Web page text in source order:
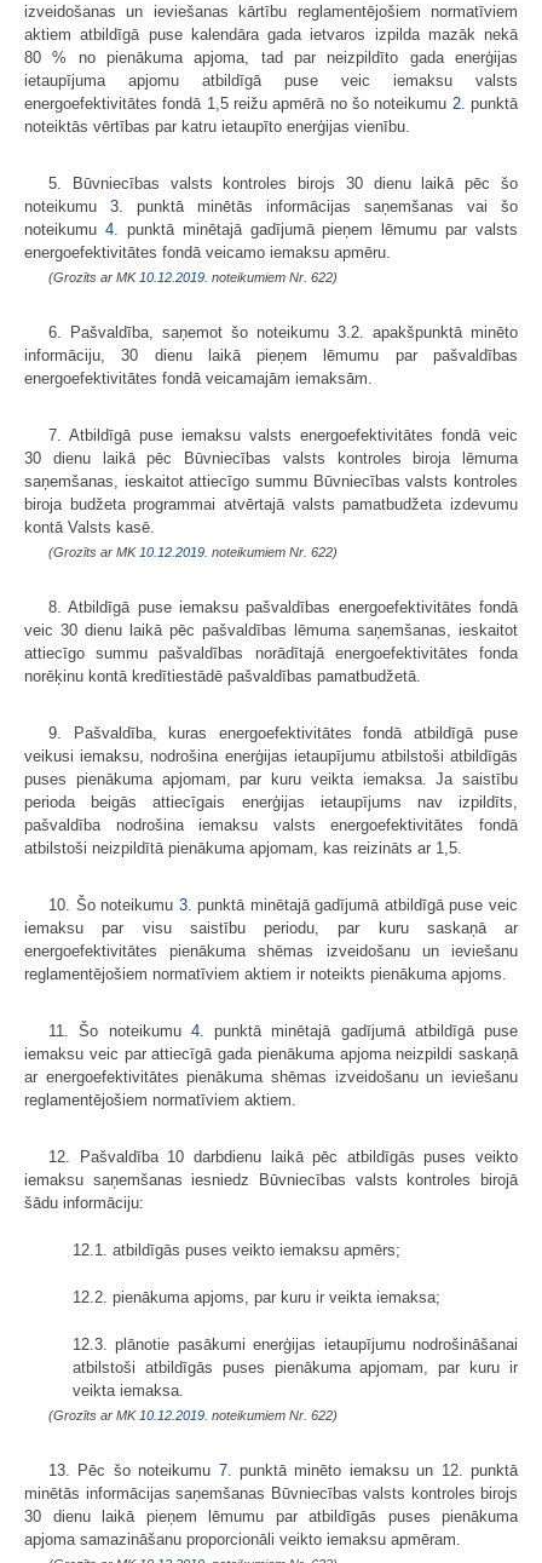
izveidošanas un ieviešanas kārtību reglamentējošiem normatīviem
aktiem atbildīgā puse kalendāra gada ietvaros izpilda mazāk nekā
80 % no pienākuma apjoma, tad par neizpildīto gada enerģijas
ietaupījuma apjomu atbildīgā puse veic iemaksu valsts
energoefektivitātes fondā 1,5 reižu apmērā no šo noteikumu 2. punktā
noteiktās vērtības par katru ietaupīto enerģijas vienību.
5. Būvniecības valsts kontroles birojs 30 dienu laikā pēc šo
noteikumu 3. punktā minētās informācijas saņemšanas vai šo
noteikumu 4. punktā minētajā gadījumā pieņem lēmumu par valsts
energoefektivitātes fondā veicamo iemaksu apmēru.
(Grozīts ar MK 10.12.2019. noteikumiem Nr. 622)
6. Pašvaldība, saņemot šo noteikumu 3.2. apakšpunktā minēto
informāciju, 30 dienu laikā pieņem lēmumu par pašvaldības
energoefektivitātes fondā veicamajām iemaksām.
7. Atbildīgā puse iemaksu valsts energoefektivitātes fondā veic
30 dienu laikā pēc Būvniecības valsts kontroles biroja lēmuma
saņemšanas, ieskaitot attiecīgo summu Būvniecības valsts kontroles
biroja budžeta programmai atvērtajā valsts pamatbudžeta izdevumu
kontā Valsts kasē.
(Grozīts ar MK 10.12.2019. noteikumiem Nr. 622)
8. Atbildīgā puse iemaksu pašvaldības energoefektivitātes fondā
veic 30 dienu laikā pēc pašvaldības lēmuma saņemšanas, ieskaitot
attiecīgo summu pašvaldības norādītajā energoefektivitātes fonda
norēķinu kontā kredītiestādē pašvaldības pamatbudžetā.
9. Pašvaldība, kuras energoefektivitātes fondā atbildīgā puse
veikusi iemaksu, nodrošina enerģijas ietaupījumu atbilstoši atbildīgās
puses pienākuma apjomam, par kuru veikta iemaksa. Ja saistību
perioda beigās attiecīgais enerģijas ietaupījums nav izpildīts,
pašvaldība nodrošina iemaksu valsts energoefektivitātes fondā
atbilstoši neizpildītā pienākuma apjomam, kas reizināts ar 1,5.
10. Šo noteikumu 3. punktā minētajā gadījumā atbildīgā puse veic
iemaksu par visu saistību periodu, par kuru saskaņā ar
energoefektivitātes pienākuma shēmas izveidošanu un ieviešanu
reglamentējošiem normatīviem aktiem ir noteikts pienākuma apjoms.
11. Šo noteikumu 4. punktā minētajā gadījumā atbildīgā puse
iemaksu veic par attiecīgā gada pienākuma apjoma neizpildi saskaņā
ar energoefektivitātes pienākuma shēmas izveidošanu un ieviešanu
reglamentējošiem normatīviem aktiem.
12. Pašvaldība 10 darbdienu laikā pēc atbildīgās puses veikto
iemaksu saņemšanas iesniedz Būvniecības valsts kontroles birojā
šādu informāciju:
12.1. atbildīgās puses veikto iemaksu apmērs;
12.2. pienākuma apjoms, par kuru ir veikta iemaksa;
12.3. plānotie pasākumi enerģijas ietaupījumu nodrošināšanai
atbilstoši atbildīgās puses pienākuma apjomam, par kuru ir
veikta iemaksa.
(Grozīts ar MK 10.12.2019. noteikumiem Nr. 622)
13. Pēc šo noteikumu 7. punktā minēto iemaksu un 12. punktā
minētās informācijas saņemšanas Būvniecības valsts kontroles birojs
30 dienu laikā pieņem lēmumu par atbildīgās puses pienākuma
apjoma samazināšanu proporcionāli veikto iemaksu apmēram.